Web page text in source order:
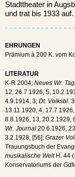
Stadttheater in
und trat bis 1933
EHRUNGEN
Prämium à 200 K. vom
LITERATUR
K-R 2004; Neues Wr.
12, 26.7.1926, 5,
4.9.1914, 3; Dt. Volksbl.
13.11.1920, 4,
8.8.1926, 13, 20.2.1929,
Wr. Journal 20.6.1926,
3.2.1928, [56]; Grazer
Trauungsbuch der
musikalische WeltH. 44
Konservatoriums der